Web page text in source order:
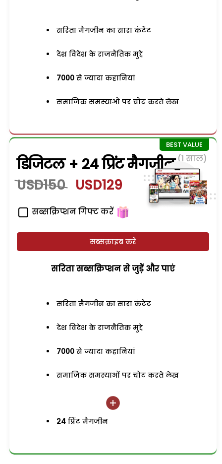
सरिता मैगजीन का सारा कंटेंट
देश विदेश के राजनैतिक मुद्दे
7000 से ज्यादा कहानियां
समाजिक समस्याओं पर चोट करते लेख
डिजिटल + 24 प्रिंट मैगजीन (1 साल)
USD150 USD129
सब्सक्रिप्शन गिफ्ट करें
सब्सक्राइब करें
सरिता सब्सक्रिप्शन से जुड़ेें और पाएं
सरिता मैगजीन का सारा कंटेंट
देश विदेश के राजनैतिक मुद्दे
7000 से ज्यादा कहानियां
समाजिक समस्याओं पर चोट करते लेख
24 प्रिंट मैगजीन